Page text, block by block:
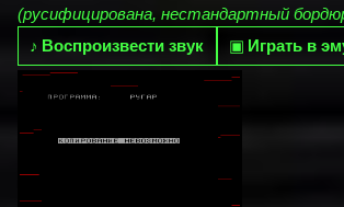
(русифицирована, нестандартный
♪ Воспроизвести звук ▣ Играть в